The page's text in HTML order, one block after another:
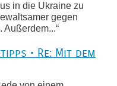
in die Ukraine zu
gegen
• Re: Mit dem